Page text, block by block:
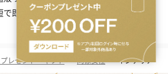
で即日発送にてご対応いたします。
レゼント・ギフト > 同僚女性 > インテリア